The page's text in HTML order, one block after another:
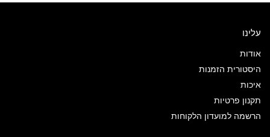
עלינו
אודות
היסטורית הזמנות
איכות
תקנון פרטיות
הרשמה למועדון הלקוחות